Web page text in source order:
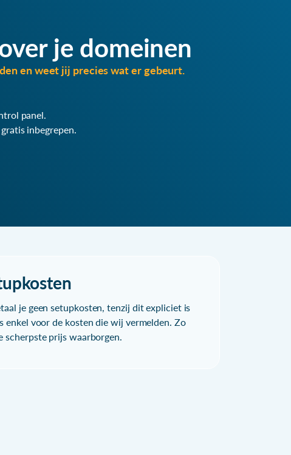
je domeinen
en weet jij precies wat er gebeurt.
panel.
inbegrepen.
je geen setupkosten, tenzij dit expliciet is
enkel voor de kosten die wij vermelden. Zo
scherpste prijs waarborgen.